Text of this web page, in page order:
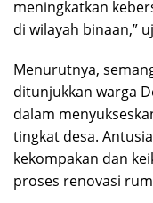
meningkatkan
di wilayah binaan,”
Menurutnya,
ditunjukkan warga
dalam
tingkat desa.
kekompakan dan
proses renovasi